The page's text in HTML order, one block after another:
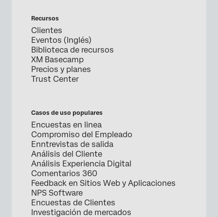
Recursos
Clientes
Eventos (Inglés)
Biblioteca de recursos
XM Basecamp
Precios y planes
Trust Center
Casos de uso populares
Encuestas en linea
Compromiso del Empleado
Enntrevistas de salida
Análisis del Cliente
Análisis Experiencia Digital
Comentarios 360
Feedback en Sitios Web y Aplicaciones
NPS Software
Encuestas de Clientes
Investigación de mercados